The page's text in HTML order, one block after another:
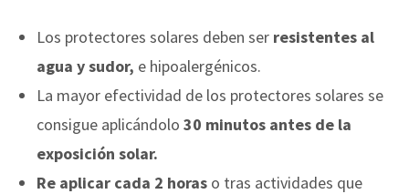
Los protectores solares deben ser resistentes al
agua y sudor, e hipoalergénicos.
La mayor efectividad de los protectores solares se
consigue aplicándolo30 minutos antes de la
exposición solar.
Re aplicar cada 2 horas o tras actividades que